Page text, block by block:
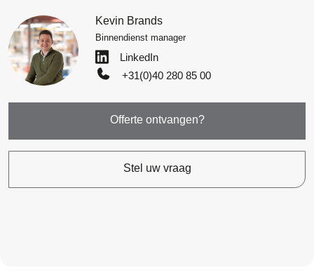
Kevin Brands
Binnendienst manager
LinkedIn
+31(0)40 280 85 00
Offerte ontvangen?
Stel uw vraag